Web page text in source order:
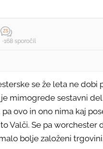
168 sporočil
se že leta ne dobi
mimogrede sestavni
ovo in ono nima kaj
Valči. Se pa worchester
bolje založeni